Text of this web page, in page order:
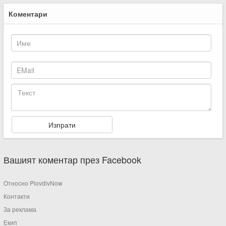
Коментари
Вашият коментар през Facebook
Относно PlovdivNow
Контакти
За реклама
Екип